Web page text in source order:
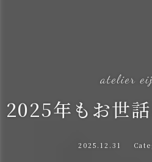
2025年もお世
2025.12.31